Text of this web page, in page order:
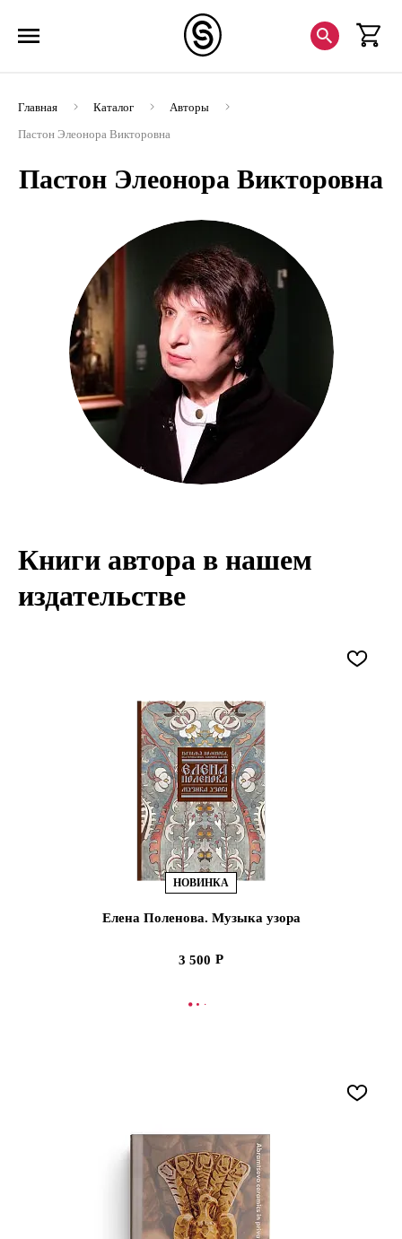
Главная Каталог
Авторы
Пастон Элеонора Викторовна
Пастон Элеонора Викторовна
Книги автора в нашем
издательстве
НОВИНКА
Елена Поленова. Музыка узора
3 500
В КОРЗИНУ